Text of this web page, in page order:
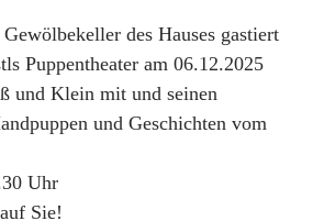
des Hauses gastiert
Puppentheater am 06.12.2025
und Klein mit und seinen
und Geschichten vom
Uhr
Sie!